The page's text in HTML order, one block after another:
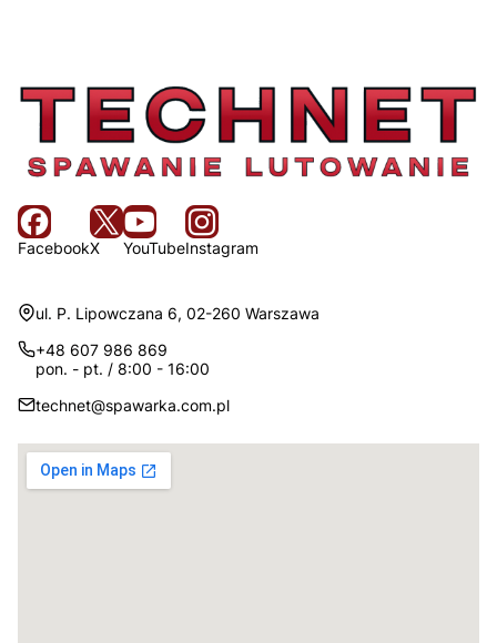
FacebookX YouTubeInstagram
Adres:
ul. P. Lipowczana 6, 02-260 Warszawa
+48 607 986 869
pon. - pt. / 8:00 - 16:00
technet@spawarka.com.pl